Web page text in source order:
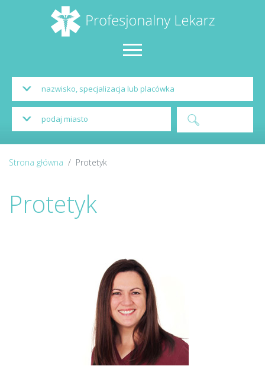
Strona główna Protetyk
Protetyk